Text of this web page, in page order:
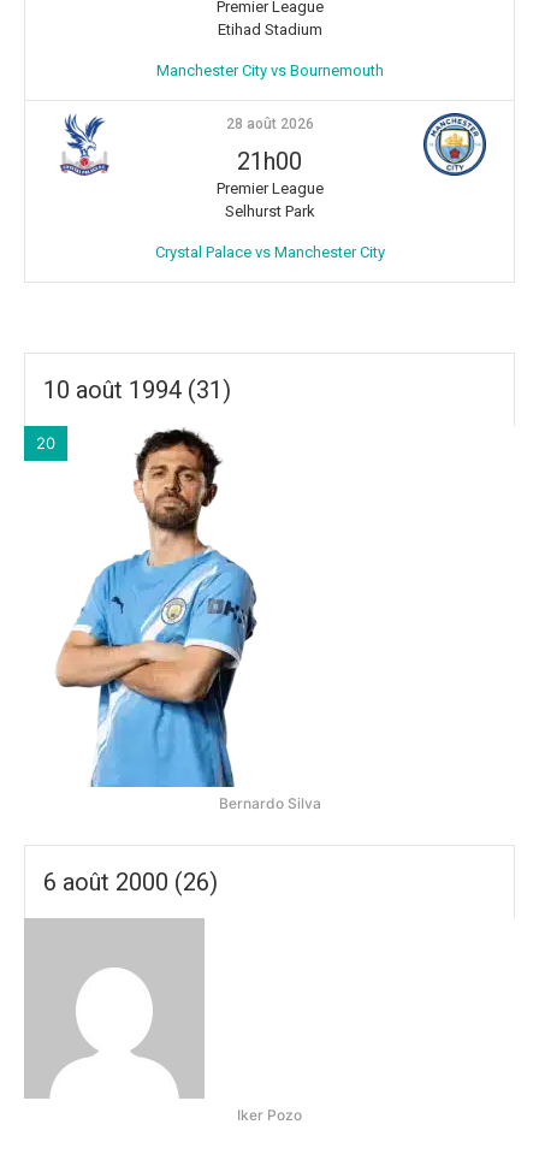
Premier League
Etihad Stadium
Manchester City vs Bournemouth
28 août 2026
21h00
Premier League
Selhurst Park
Crystal Palace vs Manchester City
10 août 1994 (31)
20
Bernardo Silva
6 août 2000 (26)
Iker Pozo